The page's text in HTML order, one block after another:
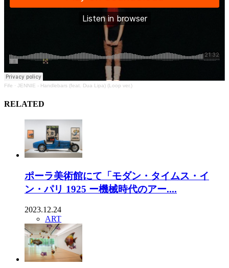
Fife · JENNIE - Handlebars (feat. Dua Lipa) (Loop ver.)
RELATED
ポーラ美術館にて「モダン・タイムス・イ
ン・パリ 1925 ー機械時代のアー....
2023.12.24
ART